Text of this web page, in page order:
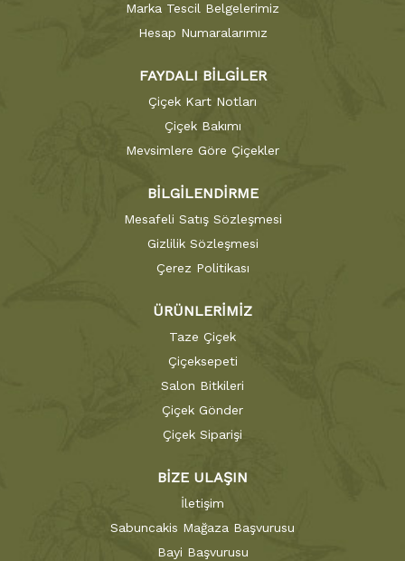
Marka Tescil Belgelerimiz
Hesap Numaralarımız
FAYDALI BİLGİLER
Çiçek Kart Notları
Çiçek Bakımı
Mevsimlere Göre Çiçekler
BİLGİLENDİRME
Mesafeli Satış Sözleşmesi
Gizlilik Sözleşmesi
Çerez Politikası
ÜRÜNLERİMİZ
Taze Çiçek
Çiçeksepeti
Salon Bitkileri
Çiçek Gönder
Çiçek Siparişi
BİZE ULAŞIN
İletişim
Sabuncakis Mağaza Başvurusu
Bayi Başvurusu